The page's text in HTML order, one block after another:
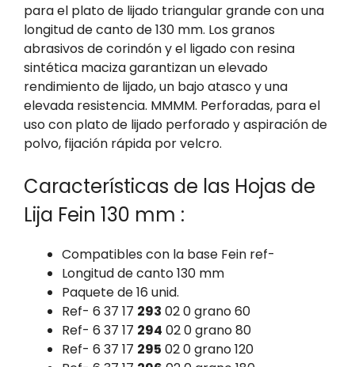
para el plato de lijado triangular grande con una
longitud de canto de 130 mm. Los granos
abrasivos de corindón y el ligado con resina
sintética maciza garantizan un elevado
rendimiento de lijado, un bajo atasco y una
elevada resistencia. MMMM. Perforadas, para el
uso con plato de lijado perforado y aspiración de
polvo, fijación rápida por velcro.
Características de las Hojas de
Lija Fein 130 mm :
Compatibles con la base Fein ref-
Longitud de canto 130 mm
Paquete de 16 unid.
Ref- 6 37 17 293 02 0 grano 60
Ref- 6 37 17 294 02 0 grano 80
Ref- 6 37 17 295 02 0 grano 120